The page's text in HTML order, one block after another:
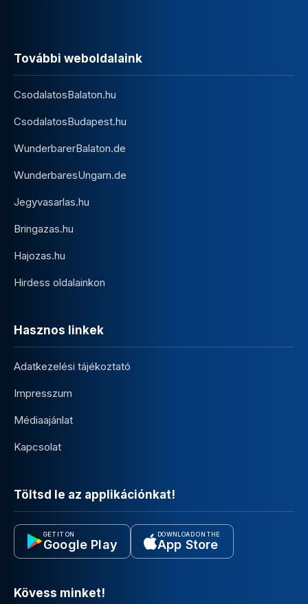
További weboldalaink
CsodalatosBalaton.hu
CsodalatosBudapest.hu
WunderbarerBalaton.de
WunderbaresUngarn.de
Jegyvasarlas.hu
Bringazas.hu
Hajozas.hu
Hirdess oldalainkon
Hasznos linkek
Adatkezelési tájékoztató
Impresszum
Médiaajánlat
Kapcsolat
Töltsd le az applikációnkat!
GET IT ON
Google Play
DOWNLOAD ON THE
App Store
Kövess minket!